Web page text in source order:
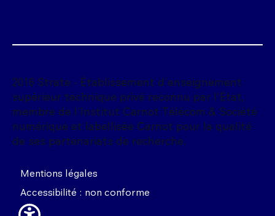
2016 Strate - Établissement d'enseignement
supérieur technique privé reconnu par l'État,
membre de l'Institut Carnot Télécom & Société
numérique et labellisée Carnot pour la qualité
de ses partenariats de recherche.
Mentions légales
Accessibilité : non conforme